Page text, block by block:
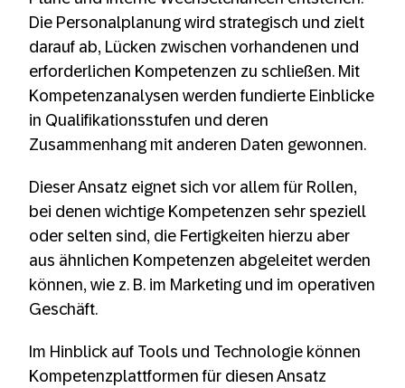
Die Personalplanung wird strategisch und zielt
darauf ab, Lücken zwischen vorhandenen und
erforderlichen Kompetenzen zu schließen. Mit
Kompetenzanalysen werden fundierte Einblicke
in Qualifikationsstufen und deren
Zusammenhang mit anderen Daten gewonnen.
Dieser Ansatz eignet sich vor allem für Rollen,
bei denen wichtige Kompetenzen sehr speziell
oder selten sind, die Fertigkeiten hierzu aber
aus ähnlichen Kompetenzen abgeleitet werden
können, wie z. B. im Marketing und im operativen
Geschäft.
Im Hinblick auf Tools und Technologie können
Kompetenzplattformen für diesen Ansatz